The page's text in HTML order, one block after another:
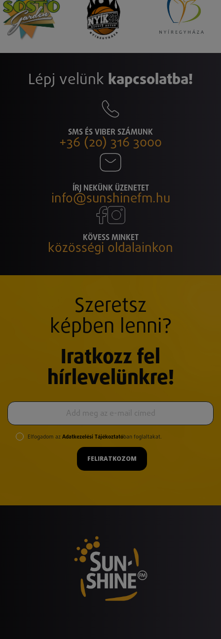
Lépj velünk kapcsolatba!
SMS ÉS VIBER SZÁMUNK
+36 (20) 316 3000
ÍRJ NEKÜNK ÜZENETET
info@sunshinefm.hu
KÖVESS MINKET
közösségi oldalainkon
Szeretsz
képben lenni?
Iratkozz fel
hírlevelünkre!
Elfogadom az Adatkezelési Tájékoztatóban foglaltakat.
FELIRATKOZOM